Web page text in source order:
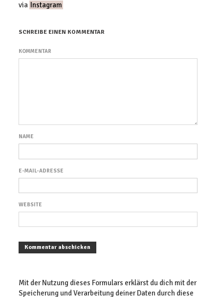
via Instagram
SCHREIBE EINEN KOMMENTAR
KOMMENTAR
NAME
E-MAIL-ADRESSE
WEBSITE
Mit der Nutzung dieses Formulars erklärst du dich mit der
Speicherung und Verarbeitung deiner Daten durch diese